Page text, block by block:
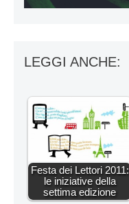
LEGGI ANCHE:
Festa dei Lettori 2011:
le iniziative della
settima edizione